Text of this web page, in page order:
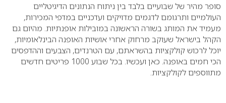
סופר מהיר של שבועיים בלבד בין ניתוח הנתונים הדיגיטליים
העולמיים ותרגומם לדגמים מדויקים ועדכניים במדפי המכירות,
מעמיד את המותג בשורה הראשונה במובילות אופנתיות. מהיום גם
הקהל בישראל שעוקב מרחוק אחרי אושיות האופנה הבינלאומיות,
יוכל לרכוש קולקציות בהשראתם, עם הטרנדים, הצבעים וההדפסים
הכי חמים באופנה. כאן ועכשיו. בכל שבוע 1000 פריטים חדשים
מתווספים לקולקציות.